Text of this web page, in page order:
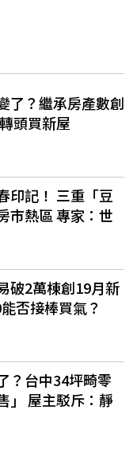
了？繼承房產數創
頭買新屋
印記！ 三重「豆
市熱區 專家：世
破2萬棟創19月新
否接棒買氣？
？台中34坪畸零
」 屋主駁斥：靜